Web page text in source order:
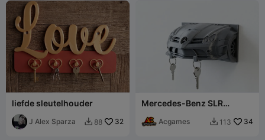
liefde sleutelhouder
J Alex Sparza  88 32
Mercedes-Benz SLR
Acgames  113 34